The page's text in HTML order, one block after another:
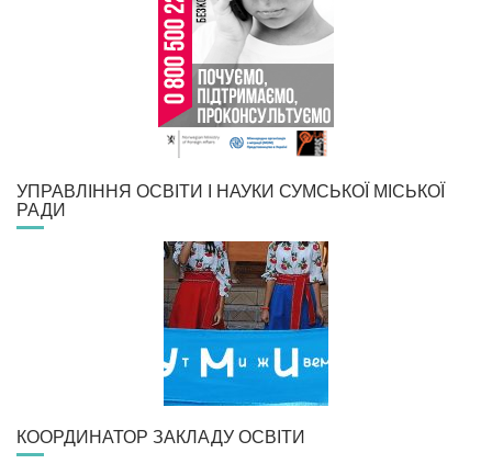
УПРАВЛІННЯ ОСВІТИ І НАУКИ СУМСЬКОЇ МІСЬКОЇ
РАДИ
КООРДИНАТОР ЗАКЛАДУ ОСВІТИ